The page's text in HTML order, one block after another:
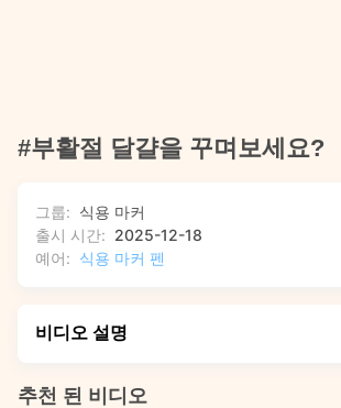
#부활절 달걀을 꾸며보세요?
그룹: 식용 마커
출시 시간: 2025-12-18
예어: 식용 마커 펜
비디오 설명
가장 중요한 기능과 실제 사용 결과를 강조하
추천 된 비디오